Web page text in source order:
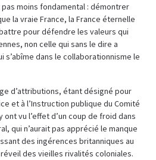
pas moins fondamental : démontrer
la vraie France, la France éternelle
pour défendre les valeurs qui
non celle qui sans le dire a
s’abîme dans le collaborationnisme le
d’attributions, étant désigné pour
et à l’Instruction publique du Comité
ont vu l’effet d’un coup de froid dans
qui n’aurait pas apprécié le manque
des ingérences britanniques au
réveil des vieilles rivalités coloniales.